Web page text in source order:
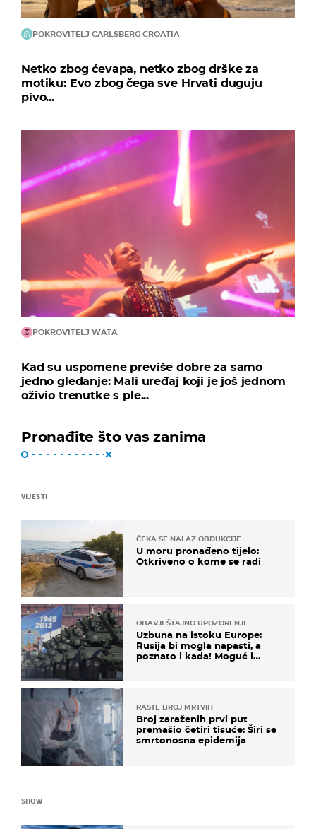
POKROVITELJ CARLSBERG CROATIA
Netko zbog ćevapa, netko zbog drške za
motiku: Evo zbog čega sve Hrvati duguju
pivo...
POKROVITELJ WATA
Kad su uspomene previše dobre za samo
jedno gledanje: Mali uređaj koji je još jednom
oživio trenutke s ple...
Pronađite što vas zanima
VIJESTI
ČEKA SE NALAZ OBDUKCIJE
U moru pronađeno tijelo:
Otkriveno o kome se radi
OBAVJEŠTAJNO UPOZORENJE
Uzbuna na istoku Europe:
Rusija bi mogla napasti, a
poznato i kada! Moguć i
RASTE BROJ MRTVIH
Broj zaraženih prvi put
premašio četiri tisuće: Širi se
smrtonosna epidemija
SHOW